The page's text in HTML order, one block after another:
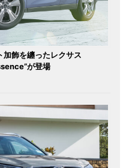
飾を纏ったレクサス
が登場